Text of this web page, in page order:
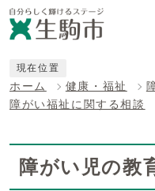
現在位置
ホーム 健康・福祉
障がい福祉に関する相談
障がい児の教